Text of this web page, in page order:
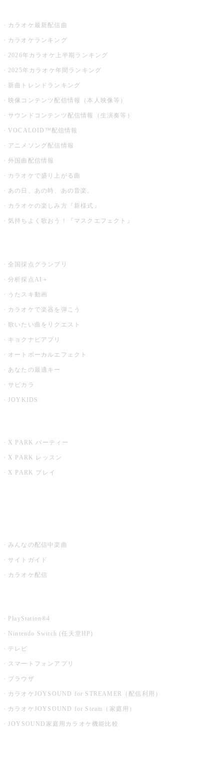
カラオケ最新配信曲
カラオケランキング
2026年カラオケ上半期ランキング
2025年カラオケ年間ランキング
新曲トレンドランキング
映像コンテンツ配信情報（本人映像等）
サウンドコンテンツ配信情報（生演奏等）
VOCALOID™配信情報
アニメソング配信情報
外国曲配信情報
カラオケで盛り上がる曲
あの日、あの時、あの音楽。
カラオケの楽しみ方『新様式』
気持ちよく歌おう！『マスクエフェクト』
全国採点グランプリ
分析採点AI＋
うたスキ動画
カラオケで楽器を弾こう
歌いたい曲をリクエスト
キョクナビアプリ
オートボーカルエフェクト
あなたの最適キー
サビカラ
JOYKIDS
X PARK パーティー
X PARK レッスン
X PARK プレイ
みんなの配信中楽曲
サイトガイド
カラオケ配信
PlayStation®4
Nintendo Switch (任天堂HP)
テレビ
スマートフォンアプリ
ブラウザ
カラオケJOYSOUND for STREAMER（配信利用）
カラオケJOYSOUND for Steam（家庭用）
JOYSOUND家庭用カラオケ機能比較